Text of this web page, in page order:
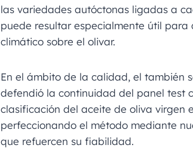
las variedades autóctonas ligadas a
puede resultar especialmente útil
climático sobre el olivar.
En el ámbito de la calidad, el también
defendió la continuidad del panel test
clasificación del aceite de oliva virgen
perfeccionando el método mediante
que refuercen su fiabilidad.